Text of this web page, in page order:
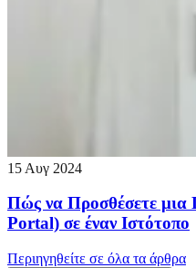
15 Αυγ 2024
Πώς να Προσθέσετε
Portal) σε έναν Ιστότοπο
Περιηγηθείτε σε όλα τα άρθρα